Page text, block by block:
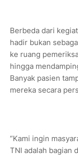
Berbeda dari
hadir bukan
ke ruang
hingga
Banyak pasien
mereka secara
“Kami ingin
TNI adalah bagian